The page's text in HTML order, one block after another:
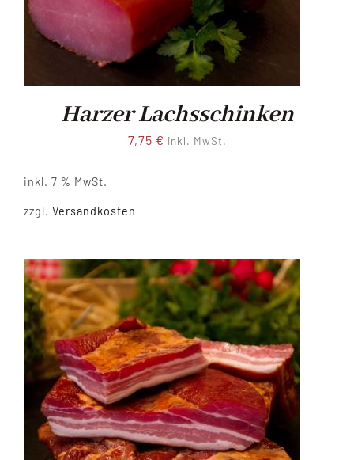
Harzer Lachsschinken
7,75 € inkl. MwSt.
inkl. 7 % MwSt.
zzgl. Versandkosten